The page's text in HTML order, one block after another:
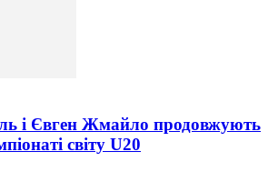
і Євген Жмайло продовжують
світу U20